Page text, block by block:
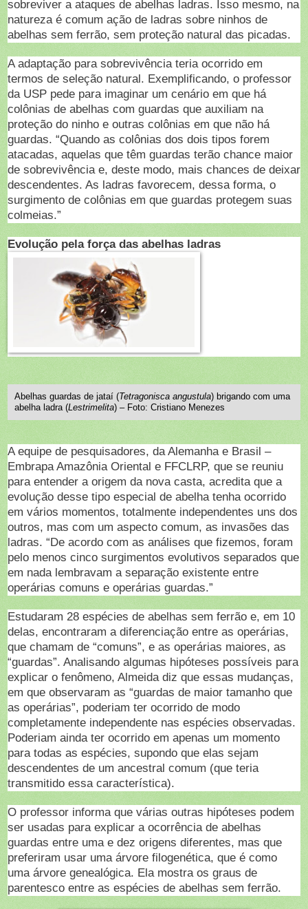
sobreviver a ataques de abelhas ladras. Isso mesmo, na
natureza é comum ação de ladras sobre ninhos de
abelhas sem ferrão, sem proteção natural das picadas.
A adaptação para sobrevivência teria ocorrido em
termos de seleção natural. Exemplificando, o professor
da USP pede para imaginar um cenário em que há
colônias de abelhas com guardas que auxiliam na
proteção do ninho e outras colônias em que não há
guardas. “Quando as colônias dos dois tipos forem
atacadas, aquelas que têm guardas terão chance maior
de sobrevivência e, deste modo, mais chances de deixar
descendentes. As ladras favorecem, dessa forma, o
surgimento de colônias em que guardas protegem suas
colmeias.”
Evolução pela força das abelhas ladras
Abelhas guardas de jataí (Tetragonisca angustula) brigando com uma
abelha ladra (Lestrimelita) – Foto: Cristiano Menezes
A equipe de pesquisadores, da Alemanha e Brasil –
Embrapa Amazônia Oriental e FFCLRP, que se reuniu
para entender a origem da nova casta, acredita que a
evolução desse tipo especial de abelha tenha ocorrido
em vários momentos, totalmente independentes uns dos
outros, mas com um aspecto comum, as invasões das
ladras. “De acordo com as análises que fizemos, foram
pelo menos cinco surgimentos evolutivos separados que
em nada lembravam a separação existente entre
operárias comuns e operárias guardas.”
Estudaram 28 espécies de abelhas sem ferrão e, em 10
delas, encontraram a diferenciação entre as operárias,
que chamam de “comuns”, e as operárias maiores, as
“guardas”. Analisando algumas hipóteses possíveis para
explicar o fenômeno, Almeida diz que essas mudanças,
em que observaram as “guardas de maior tamanho que
as operárias”, poderiam ter ocorrido de modo
completamente independente nas espécies observadas.
Poderiam ainda ter ocorrido em apenas um momento
para todas as espécies, supondo que elas sejam
descendentes de um ancestral comum (que teria
transmitido essa característica).
O professor informa que várias outras hipóteses podem
ser usadas para explicar a ocorrência de abelhas
guardas entre uma e dez origens diferentes, mas que
preferiram usar uma árvore filogenética, que é como
uma árvore genealógica. Ela mostra os graus de
parentesco entre as espécies de abelhas sem ferrão.